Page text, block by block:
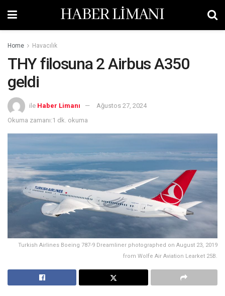
HABER LİMANI
Home Havacılık
THY filosuna 2 Airbus A350
geldi
ile Haber Limanı
Ağustos 27, 2024
Okuma zamanı:1 dk. okuma
Turkish Airlines Boeing 787-9 Dreamliner photographed on August 23, 2019
from Wolfe Air Aviation Learket 25B.